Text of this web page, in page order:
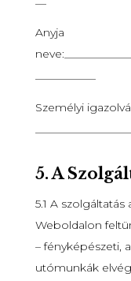
Anyja
Személyi
5.A
5.1 A
Weboldalon
– fényképészeti,
utómunkák